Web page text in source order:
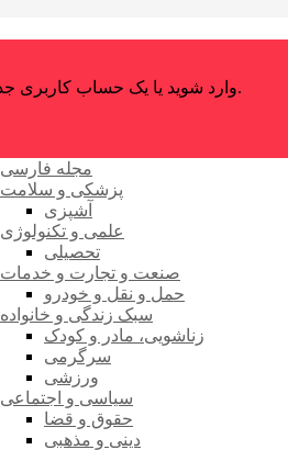
وارد شوید یا یک حساب کاربری جدید ایجاد کنید.
مجله فارسی
پزشکی و سلامت
آشپزی
علمی و تکنولوژی
تحصیلی
صنعت و تجارت و خدمات
حمل و نقل و خودرو
سبک زندگی و خانواده
زناشویی، مادر و کودک
سرگرمی
ورزشی
سیاسی و اجتماعی
حقوق و قضا
دینی و مذهبی